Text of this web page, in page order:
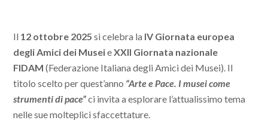
Il 12 ottobre 2025si celebra la IV Giornata europea
degli Amici dei MuseieXXII Giornata nazionale
FIDAM(Federazione Italiana degli Amici dei Musei). Il
titolo scelto per quest’anno “Arte e Pace. I musei come
strumenti di pace”ci invita a esplorare l’attualissimo tema
nelle sue molteplici sfaccettature.